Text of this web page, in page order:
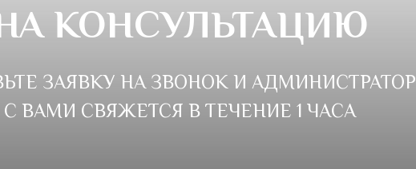
КОНСУЛЬТАЦИЮ
ЗАЯВКУ НА ЗВОНОК И АДМИНИСТРАТОР
С ВАМИ СВЯЖЕТСЯ В ТЕЧЕНИЕ 1 ЧАСА